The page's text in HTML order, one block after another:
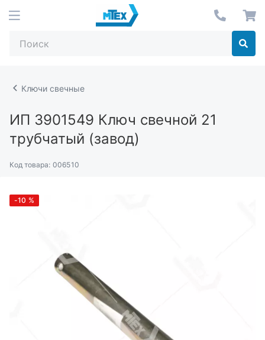
Ключи свечные
ИП 3901549 Ключ свечной 21
трубчатый (завод)
Код товара: 006510
-10 %